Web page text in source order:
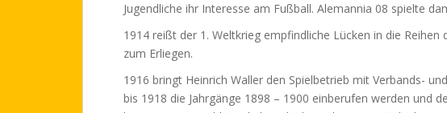
Jugendliche ihr Interesse am Fußball. Alemannia 08 spielte
1914 reißt der 1. Weltkrieg empfindliche Lücken in die
zum Erliegen.
1916 bringt Heinrich Waller den Spielbetrieb mit Verbands-
bis 1918 die Jahrgänge 1898 – 1900 einberufen werden und